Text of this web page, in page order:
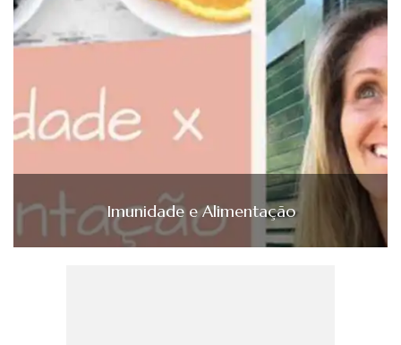
Imunidade e Alimentação